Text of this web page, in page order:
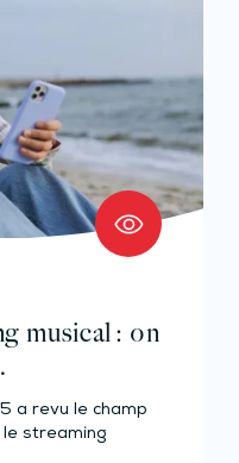
musical : on
a revu le champ
le streaming